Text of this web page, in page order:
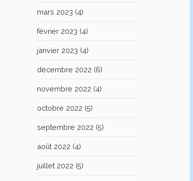
mars 2023 (4)
février 2023 (4)
janvier 2023 (4)
décembre 2022 (6)
novembre 2022 (4)
octobre 2022 (5)
septembre 2022 (5)
août 2022 (4)
juillet 2022 (5)